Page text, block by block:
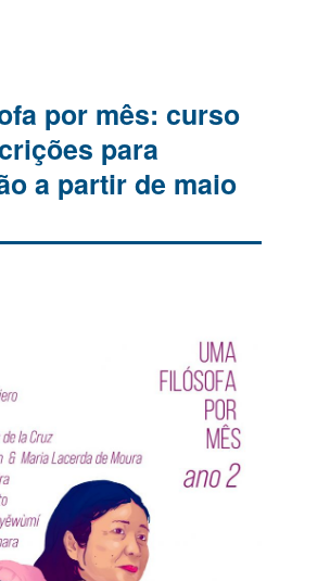
por mês: curso
para
a partir de maio